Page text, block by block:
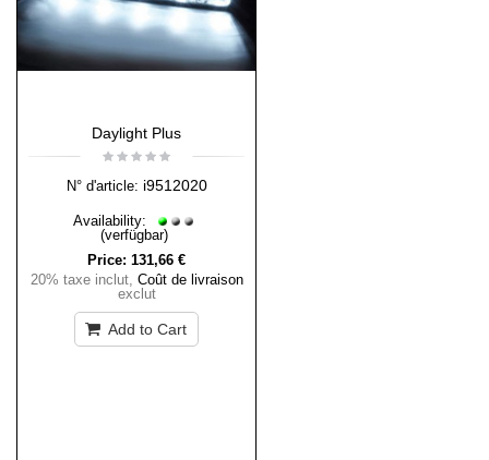
Daylight Plus
N° d'article: i9512020
Availability:
(verfügbar)
Price: 131,66 €
20% taxe inclut, Coût de livraison
exclut
Add to Cart